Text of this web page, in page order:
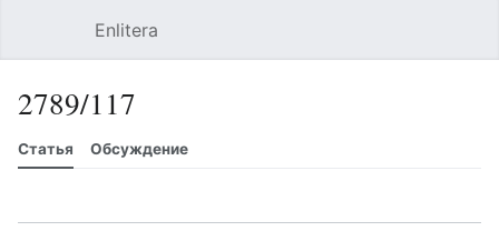
Enlitera
2789/117
Статья Обсуждение